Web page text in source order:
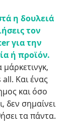
η δουλειά
τον
για την
ή προϊόν.
μάρκετινγκ,
Kαι ένας
και όσο
δεν σημαίνει
τα πάντα.